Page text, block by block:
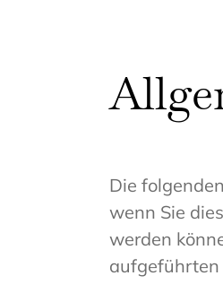
Die
wenn Sie
werden